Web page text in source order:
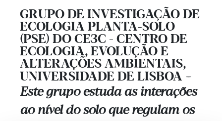
GRUPO DE INVESTIGAÇÃO DE
ECOLOGIA PLANTA-SOLO
(PSE) DO CE3C - CENTRO DE
ECOLOGIA, EVOLUÇÃO E
ALTERAÇÕES AMBIENTAIS,
UNIVERSIDADE DE LISBOA ---
Este grupo estuda as interações
ao nível do solo que regulam os